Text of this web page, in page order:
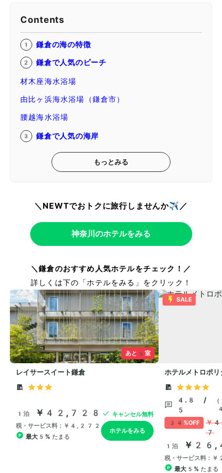
Contents
鎌倉の海の特徴
鎌倉で人気のビーチ
材木座海水浴場
由比ヶ浜海水浴場（鎌倉市）
腰越海水浴場
鎌倉で人気の海岸
もっとみる
＼NEWTでおトクに旅行しませんか✈️／
神奈川のホテルをみる
＼鎌倉のおすすめ人気ホテルをチェック！／
詳しくは下の「ホテルをみる」をクリック！